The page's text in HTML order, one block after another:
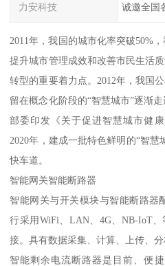
力安科技
2011年，我国的城市化率突破50%
提升城市管理成效和改善市民生活
转型的重要着力点。2012年，我国
留在概念化阶段的“智慧城市”逐渐
部委印发《关于促进智慧城市健
2020年，建成一批特色鲜明的“智慧
快车道。
智能网关智能断路器
智能网关与开关模块与智能断路器
行采用WiFi、LAN、4G、NB-IoT
接。具有数据采集、计算、上传、
智能剩余电流断路器是目前、便